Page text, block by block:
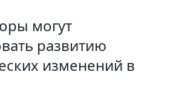
могут
развитию
изменений в